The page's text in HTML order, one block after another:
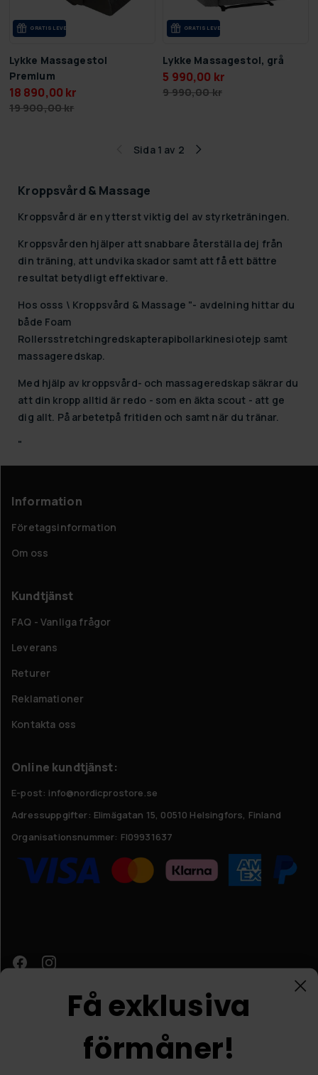
GRA­TIS LE­VE­RANS
Lykke Massagestol
Premium
18 890,00 kr
19 900,00 kr
GRA­TIS LE­VE­RANS
Lykke Massagestol, grå
5 990,00 kr
9 990,00 kr
Sida 1 av 2
Kroppsvård & Massage
Kroppsvård är en ytterst viktig del av styrketräningen.
Kroppsvården hjälper att snabbare återställa dej från
din träning, att undvika skador samt att få ett bättre
resultat betydligt effektivare.
Hos osss \ Kroppsvård & Massage "- avdelning hittar du
både Foam
Rollersstretchingredskapterapibollarkinesiotejp samt
massageredskap.
Med hjälp av kroppsvård- och massageredskap säkrar du
att din kropp alltid är redo - som en äkta scout - att ge
dig allt. På arbetetpå fritiden och samt när du tränar.
"
Information
Företagsinformation
Om oss
Kundtjänst
FAQ - Vanliga frågor
Leverans
Returer
Reklamationer
Kontakta oss
Online kundtjänst:
E-post: info@nordicprostore.se
Adressuppgifter: Elimägatan 15, 00510 Helsingfors, Finland
Organisationsnummer: FI09931637
Få exklusiva
förmåner!